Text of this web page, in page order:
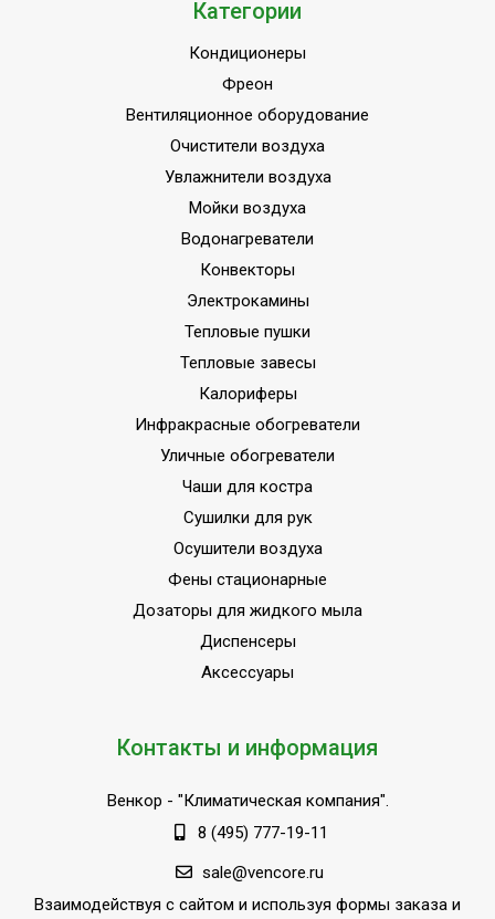
Категории
Кондиционеры
Фреон
Вентиляционное оборудование
Очистители воздуха
Увлажнители воздуха
Мойки воздуха
Водонагреватели
Конвекторы
Электрокамины
Тепловые пушки
Тепловые завесы
Калориферы
Инфракрасные обогреватели
Уличные обогреватели
Чаши для костра
Сушилки для рук
Осушители воздуха
Фены стационарные
Дозаторы для жидкого мыла
Диспенсеры
Аксессуары
Контакты и информация
Венкор - "Климатическая компания".
8 (495) 777-19-11
sale@vencore.ru
Взаимодействуя с сайтом и используя формы заказа и